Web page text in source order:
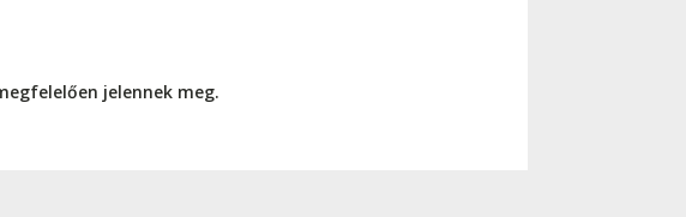
jelennek meg.